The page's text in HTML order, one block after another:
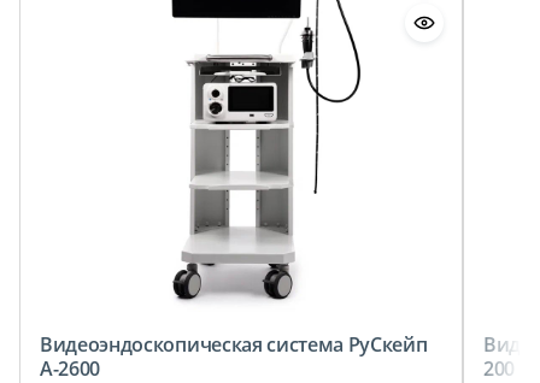
Видеоэндоскопическая система РуСкейп
A-2600
200